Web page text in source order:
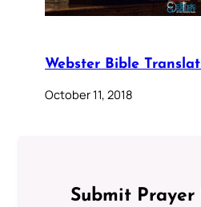
Webster Bible
October 11, 2018
Submit